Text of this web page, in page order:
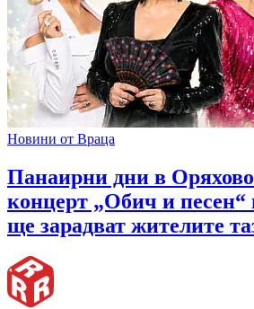
Новини от Враца
Панаирни дни в
концерт „Обич и песен“
ще зарадват жителите